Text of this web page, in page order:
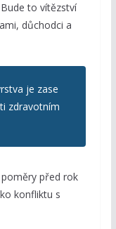
to vítězství
důchodci a
je zase
zdravotním
před rok
konfliktu s